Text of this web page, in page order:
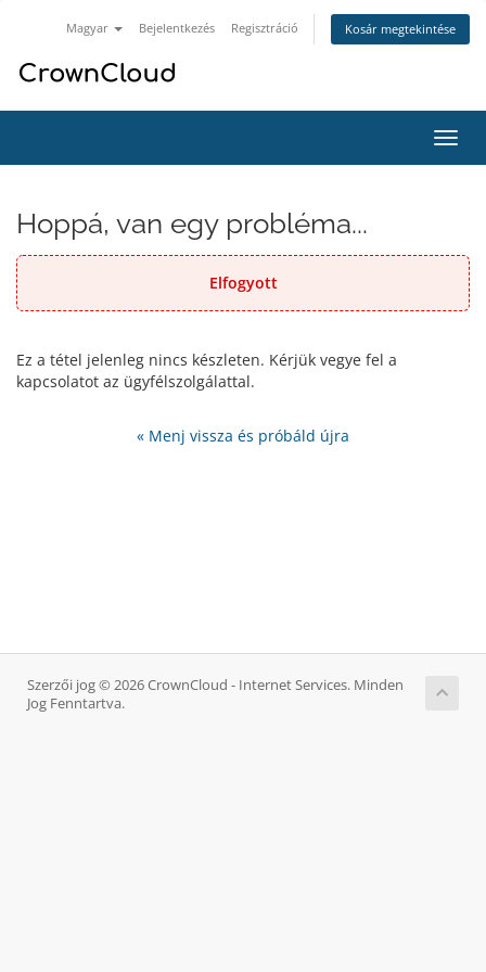
Magyar Bejelentkezés Regisztráció Kosár megtekintése
a
Hoppá, van egy probléma...
Elfogyott
Ez a tétel jelenleg nincs készleten. Kérjük vegye fel a
kapcsolatot az ügyfélszolgálattal.
« Menj vissza és próbáld újra
Szerzői jog © 2026 CrownCloud - Internet Services. Minden
Jog Fenntartva.